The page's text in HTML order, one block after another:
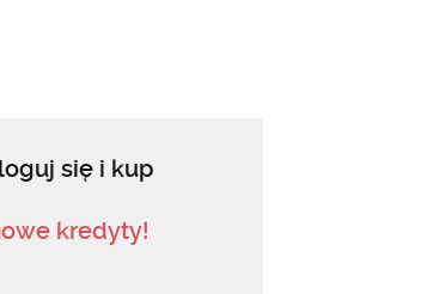
się i kup
kredyty!